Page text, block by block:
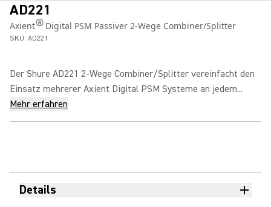
AD221
Axient®Digital PSM Passiver 2-Wege Combiner/Splitter
SKU: AD221
Der Shure AD221 2-Wege Combiner/Splitter vereinfacht den
Einsatz mehrerer Axient Digital PSM Systeme an jedem...
Mehr erfahren
Details